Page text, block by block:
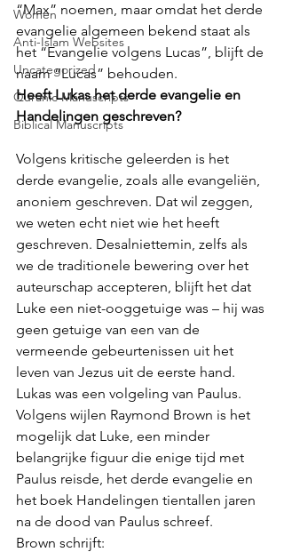
Women
Anti-Islam Websites
Uncategorized
Quranic Manuscripts
Biblical Manuscripts
“Max” noemen, maar omdat het derde
evangelie algemeen bekend staat als
het “Evangelie volgens Lucas”, blijft de
naam “Lucas” behouden.
Heeft Lukas het derde evangelie en
Handelingen geschreven?
Volgens kritische geleerden is het
derde evangelie, zoals alle evangeliën,
anoniem geschreven. Dat wil zeggen,
we weten echt niet wie het heeft
geschreven. Desalniettemin, zelfs als
we de traditionele bewering over het
auteurschap accepteren, blijft het dat
Luke een niet-ooggetuige was – hij was
geen getuige van een van de
vermeende gebeurtenissen uit het
leven van Jezus uit de eerste hand.
Lukas was een volgeling van Paulus.
Volgens wijlen Raymond Brown is het
mogelijk dat Luke, een minder
belangrijke figuur die enige tijd met
Paulus reisde, het derde evangelie en
het boek Handelingen tientallen jaren
na de dood van Paulus schreef.
Brown schrijft: